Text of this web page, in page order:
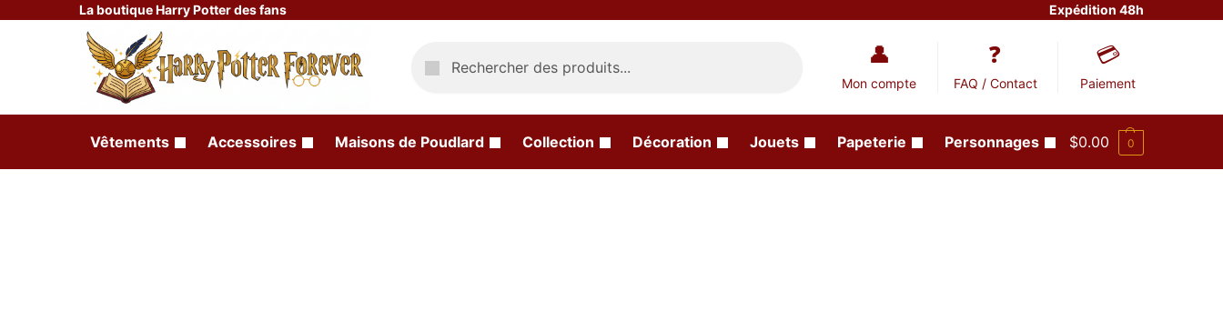
La boutique Harry Potter des fans Expédition 48h
Mon compte FAQ / Contact Paiement
Vêtements Accessoires Maisons de Poudlard Collection Décoration Jouets Papeterie Personnages $0.00 0